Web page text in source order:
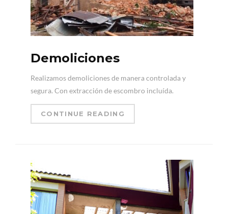
Demoliciones
Realizamos demoliciones de manera controlada y
segura. Con extracción de escombro incluída.
CONTINUE READING